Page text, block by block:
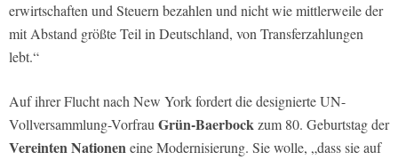
erwirtschaften und Steuern bezahlen und nicht wie mittlerweile der
mit Abstand größte Teil in Deutschland, von Transferzahlungen
lebt.“
Auf ihrer Flucht nach New York fordert die designierte UN-
Vollversammlung-Vorfrau Grün-Baerbockzum 80. Geburtstag der
Vereinten Nationeneine Modernisierung. Sie wolle, „dass sie auf